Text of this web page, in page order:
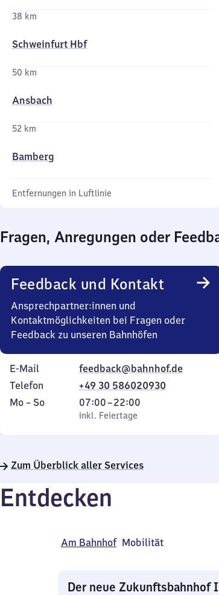
38 km
Schweinfurt Hbf
50 km
Ansbach
52 km
Bamberg
Entfernungen in Luftlinie
Fragen, Anregungen oder
Feedback und Kontakt
Ansprechpartner:innen und
Kontaktmöglichkeiten bei Fragen oder
Feedback zu unseren Bahnhöfen
E-Mail
feedback@bahnhof.de
Telefon
+49 30 586020930
Montag
Mo – So,
inkl. Feiertage
07:00–22:00
Von
7
22
inkl. Feiertage
Zum Überblick aller Services
Entdecken
Am Bahnhof Mobilität
Der neue Zukunftsbahnhof